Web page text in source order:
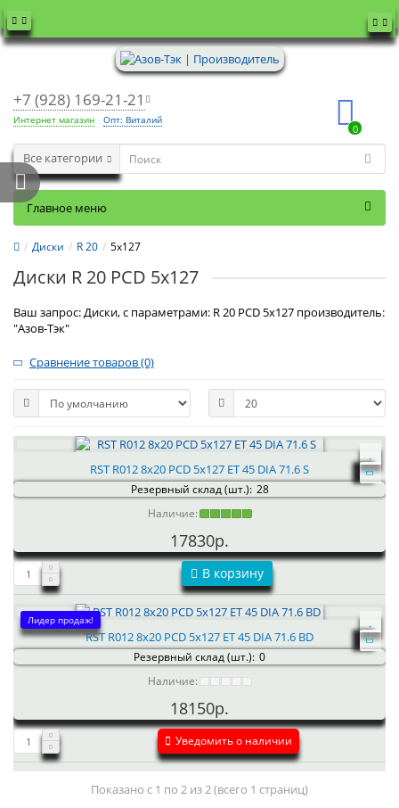
+7 (928) 169-21-21
Интернет магазин Опт: Виталий
0
Все категории
Главное меню
Диски R 20 5x127
Диски R 20 PCD 5x127
Ваш запрос: Диски, с параметрами: R 20 PCD 5x127 производитель:
"Азов-Тэк"
Сравнение товаров (0)
RST R012 8x20 PCD 5x127 ET 45 DIA 71.6 S
Резервный склад (шт.): 28
Наличие:
17830р.
В корзину
Лидер продаж!
RST R012 8x20 PCD 5x127 ET 45 DIA 71.6 BD
Резервный склад (шт.): 0
Наличие:
18150р.
Уведомить о наличии
Показано с 1 по 2 из 2 (всего 1 страниц)